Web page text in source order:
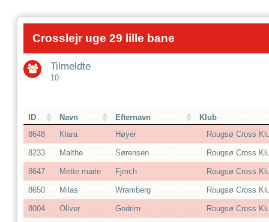
Crosslejr uge 29 lille bane
Tilmeldte
10
ID Navn Efternavn
Klub
8648
Klara Høyer Rougsø Cross
8233 Malthe Sørensen Rougsø Cross
8647 Mette marie Fjmch Rougsø Cross
8650 Milas Wramberg Rougsø Cross
8004 Oliver Godrim Rougsø Cross